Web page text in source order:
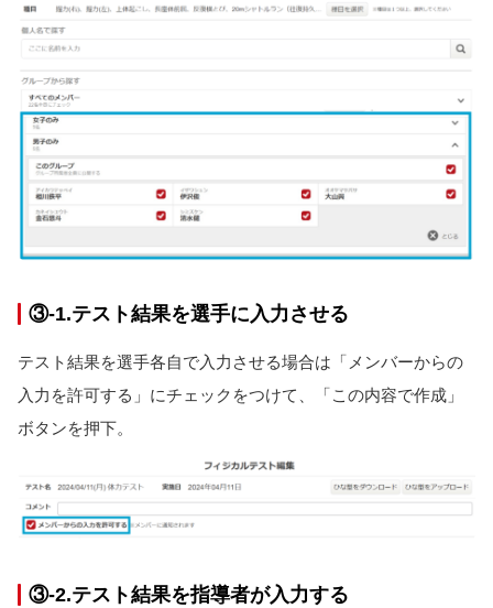
③-1.テスト結果を選手に入力させる
テスト結果を選手各自で入力させる場合は「メンバーからの
入力を許可する」にチェックをつけて、「この内容で作成」
ボタンを押下。
③-2.テスト結果を指導者が入力する